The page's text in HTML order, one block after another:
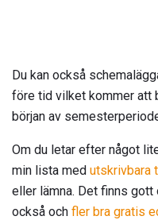
Du kan också
före tid vilket kommer att
början av
Om du letar efter något
min lista med utskrivbara
eller lämna. Det finns gott
också och fler bra gratis